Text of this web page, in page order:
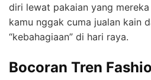
diri lewat pakaian yang
kamu nggak cuma jualan kain
“kebahagiaan” di hari raya.
Bocoran Tren